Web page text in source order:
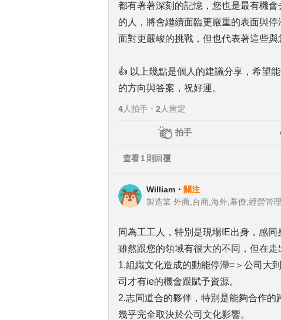
都有著著深刻的記憶，您也是最有機
的人，將會繼續面臨更嚴重的表面與
面對更嚴峻的挑戰，但也代表著這些
👍 以上幾點是個人的建議分享，希望
的方向與答案，祝好運。
4人拍手 ・ 2 人肯定
拍手
查看1 則回覆
William ・ 關注
製造業 外商,台商,海外,幕僚,經營管理
同為工工人，特別是現場IE出身，感同
雖然跟您的領域有很大的不同，但在
1.組織文化造成的動能停滯=＞公司大
司才有ie的機會跟賦予資源。
2.志同道合的夥伴，特別是能夠合作
幾乎完全取決於公司文化影響。